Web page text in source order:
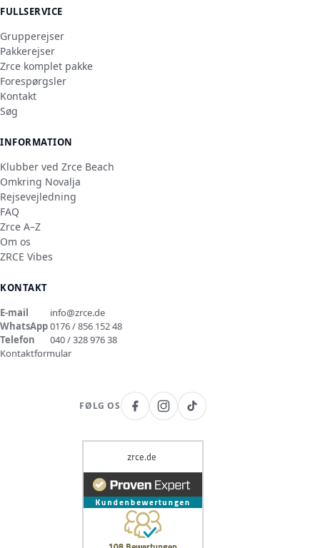
FULLSERVICE
Grupperejser
Pakkerejser
Zrce komplet pakke
Forespørgsler
Kontakt
Søg
INFORMATION
Klubber ved Zrce Beach
Omkring Novalja
Rejsevejledning
FAQ
Zrce A–Z
Om os
ZRCE Vibes
KONTAKT
E-mail
info@zrce.de
WhatsApp0176 / 856 152 48
Telefon
040 / 328 976 38
Kontaktformular
FØLG OS